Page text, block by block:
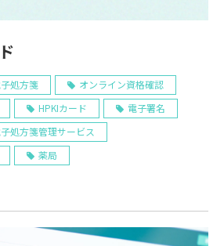
処方箋
オンライン資格確認
HPKIカード
電子署名
処方箋管理サービス
薬局